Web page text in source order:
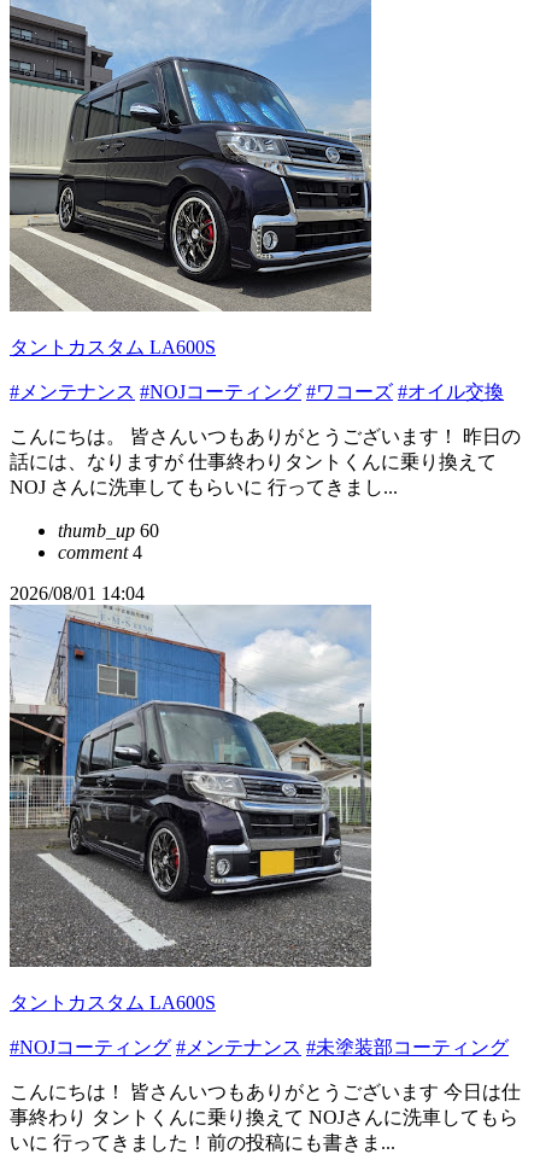
タントカスタム LA600S
#メンテナンス #NOJコーティング #ワコーズ #オイル交換
こんにちは。 皆さんいつもありがとうございます！ 昨日の
話には、なりますが 仕事終わりタントくんに乗り換えて
NOJ さんに洗車してもらいに 行ってきまし...
thumb_up 60
comment4
2026/08/01 14:04
タントカスタム LA600S
#NOJコーティング #メンテナンス #未塗装部コーティング
こんにちは！ 皆さんいつもありがとうございます 今日は仕
事終わり タントくんに乗り換えて NOJさんに洗車してもら
いに 行ってきました！前の投稿にも書きま...